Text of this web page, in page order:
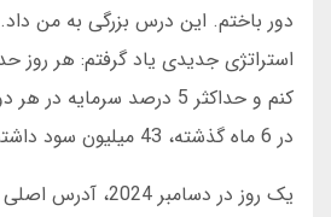
کنم و حداکثر 5 درصد
در 6 ماه گذشته، 43 میلیون سود داشتم.
یک روز در دسامبر